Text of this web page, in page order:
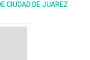
CIUDAD DE JUAREZ